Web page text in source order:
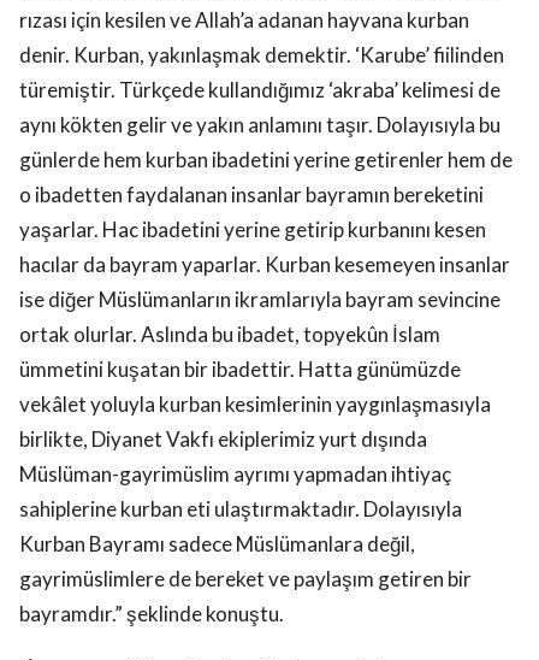
rızası için kesilen ve Allah’a adanan hayvana kurban
denir. Kurban, yakınlaşmak demektir. ‘Karube’ fiilinden
türemiştir. Türkçede kullandığımız ‘akraba’ kelimesi de
aynı kökten gelir ve yakın anlamını taşır. Dolayısıyla bu
günlerde hem kurban ibadetini yerine getirenler hem de
o ibadetten faydalanan insanlar bayramın bereketini
yaşarlar. Hac ibadetini yerine getirip kurbanını kesen
hacılar da bayram yaparlar. Kurban kesemeyen insanlar
ise diğer Müslümanların ikramlarıyla bayram sevincine
ortak olurlar. Aslında bu ibadet, topyekûn İslam
ümmetini kuşatan bir ibadettir. Hatta günümüzde
vekâlet yoluyla kurban kesimlerinin yaygınlaşmasıyla
birlikte, Diyanet Vakfı ekiplerimiz yurt dışında
Müslüman-gayrimüslim ayrımı yapmadan ihtiyaç
sahiplerine kurban eti ulaştırmaktadır. Dolayısıyla
Kurban Bayramı sadece Müslümanlara değil,
gayrimüslimlere de bereket ve paylaşım getiren bir
bayramdır.” şeklinde konuştu.